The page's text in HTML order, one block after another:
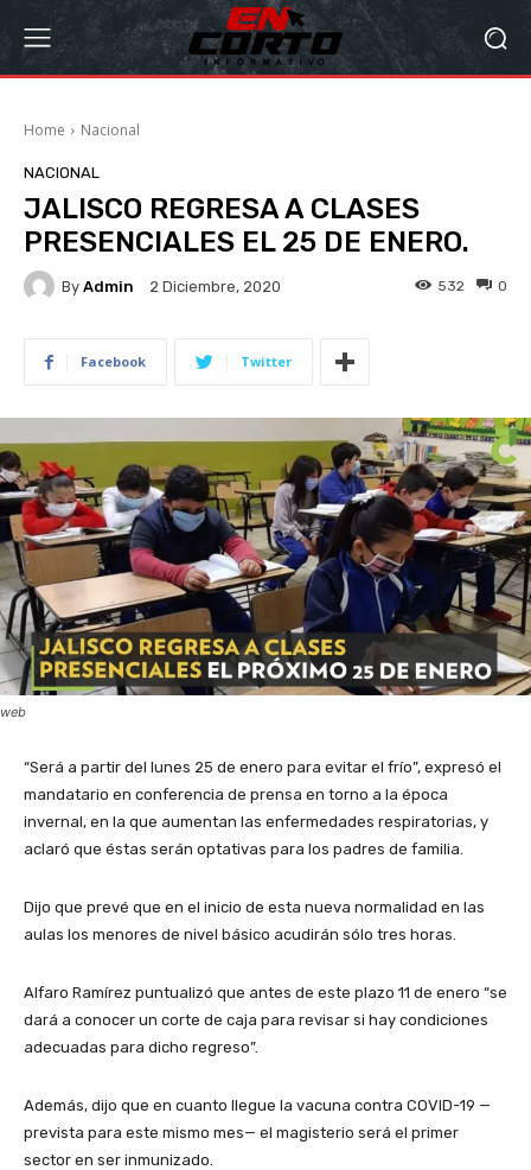
Home Nacional
NACIONAL
JALISCO REGRESA A CLASES
PRESENCIALES EL 25 DE ENERO.
By Admin 2 Diciembre, 2020 0
532
Facebook Twitter
web
“Será a partir del lunes 25 de enero para evitar el frío”, expresó el
mandatario en conferencia de prensa en torno a la época
invernal, en la que aumentan las enfermedades respiratorias, y
aclaró que éstas serán optativas para los padres de familia.
Dijo que prevé que en el inicio de esta nueva normalidad en las
aulas los menores de nivel básico acudirán sólo tres horas.
Alfaro Ramírez puntualizó que antes de este plazo 11 de enero “se
dará a conocer un corte de caja para revisar si hay condiciones
adecuadas para dicho regreso”.
Además, dijo que en cuanto llegue la vacuna contra COVID-19 —
prevista para este mismo mes— el magisterio será el primer
sector en ser inmunizado.